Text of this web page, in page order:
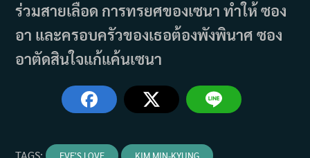
ร่วมสายเลือด การทรยศของเซนา ทำให้ ซอง
อา และครอบครัวของเธอต้องพังพินาศ ซอง
อาตัดสินใจแก้แค้นเซนา
TAGS: